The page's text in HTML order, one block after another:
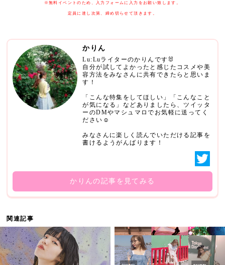
※無料イベントのため、入力フォームに入力をお願い致します。
定員に達し次第、締め切らせて頂きます。
かりん
Lu:Luライターのかりんです🐰
自分が試してよかったと感じたコスメや美
容方法をみなさんに共有できたらと思いま
す！
「こんな特集をしてほしい」「こんなこと
が気になる」などありましたら、ツイッタ
ーのDMやマシュマロでお気軽に送ってく
ださい☺️
みなさんに楽しく読んでいただける記事を
書けるようがんばります！
かりんの記事を見てみる
関連記事